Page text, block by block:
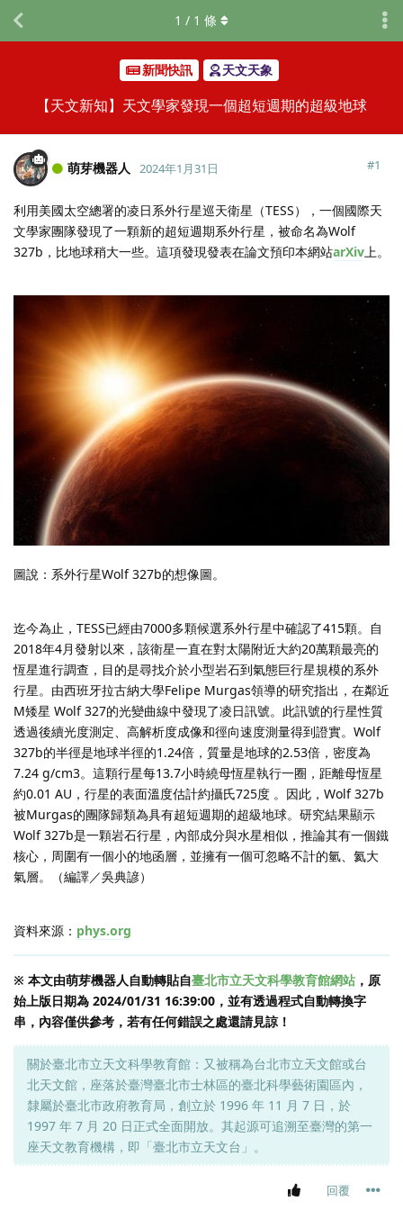
新聞快訊 天文天象
【天文新知】天文學家發現一個超短週期的超級地球
1 / 1 條
萌芽機器人 2024年1月31日 #1
利用美國太空總署的凌日系外行星巡天衛星（TESS），一個國際天
文學家團隊發現了一顆新的超短週期系外行星，被命名為Wolf
327b，比地球稍大一些。這項發現發表在論文預印本網站arXiv 上。
圖說：系外行星Wolf 327b的想像圖。
迄今為止，TESS已經由7000多顆候選系外行星中確認了415顆。自
2018年4月發射以來，該衛星一直在對太陽附近大約20萬顆最亮的
恆星進行調查，目的是尋找介於小型岩石到氣態巨行星規模的系外
行星。由西班牙拉古納大學Felipe Murgas領導的研究指出，在鄰近
M矮星 Wolf 327的光變曲線中發現了凌日訊號。此訊號的行星性質
透過後續光度測定、高解析度成像和徑向速度測量得到證實。Wolf
327b的半徑是地球半徑的1.24倍，質量是地球的2.53倍，密度為
7.24 g/cm3。這顆行星每13.7小時繞母恆星執行一圈，距離母恆星
約0.01 AU，行星的表面溫度估計約攝氏725度 。因此，Wolf 327b
被Murgas的團隊歸類為具有超短週期的超級地球。研究結果顯示
Wolf 327b是一顆岩石行星，內部成分與水星相似，推論其有一個鐵
核心，周圍有一個小的地函層，並擁有一個可忽略不計的氫、氦大
氣層。（編譯／吳典諺）
資料來源： phys.org
※ 本文由萌芽機器人自動轉貼自臺北市立天文科學教育館網站 ，原
始上版日期為 2024/01/31 16:39:00，並有透過程式自動轉換字
串，內容僅供參考，若有任何錯誤之處還請見諒！
關於臺北市立天文科學教育館：又被稱為台北市立天文館或台
北天文館，座落於臺灣臺北市士林區的臺北科學藝術園區內，
隸屬於臺北市政府教育局，創立於 1996 年 11 月 7 日，於
1997 年 7 月 20 日正式全面開放。其起源可追溯至臺灣的第一
座天文教育機構，即「臺北市立天文台」。
回覆